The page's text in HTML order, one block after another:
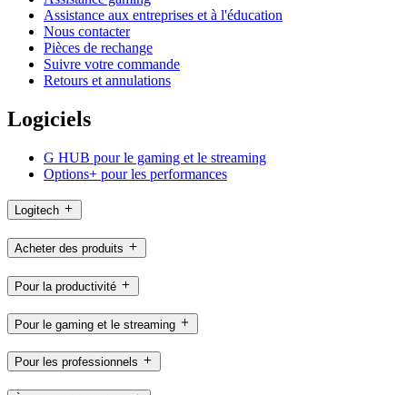
Assistance aux entreprises et à l'éducation
Nous contacter
Pièces de rechange
Suivre votre commande
Retours et annulations
Logiciels
G HUB pour le gaming et le streaming
Options+ pour les performances
Logitech
Acheter des produits
Pour la productivité
Pour le gaming et le streaming
Pour les professionnels